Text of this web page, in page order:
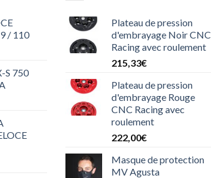
/ 110
S 750
Plateau de pression
d'embrayage Noir CNC
Racing avec roulement
215,33€
Plateau de pression
d'embrayage Rouge
CNC Racing avec
roulement
222,00€
Masque de protection
MV Agusta